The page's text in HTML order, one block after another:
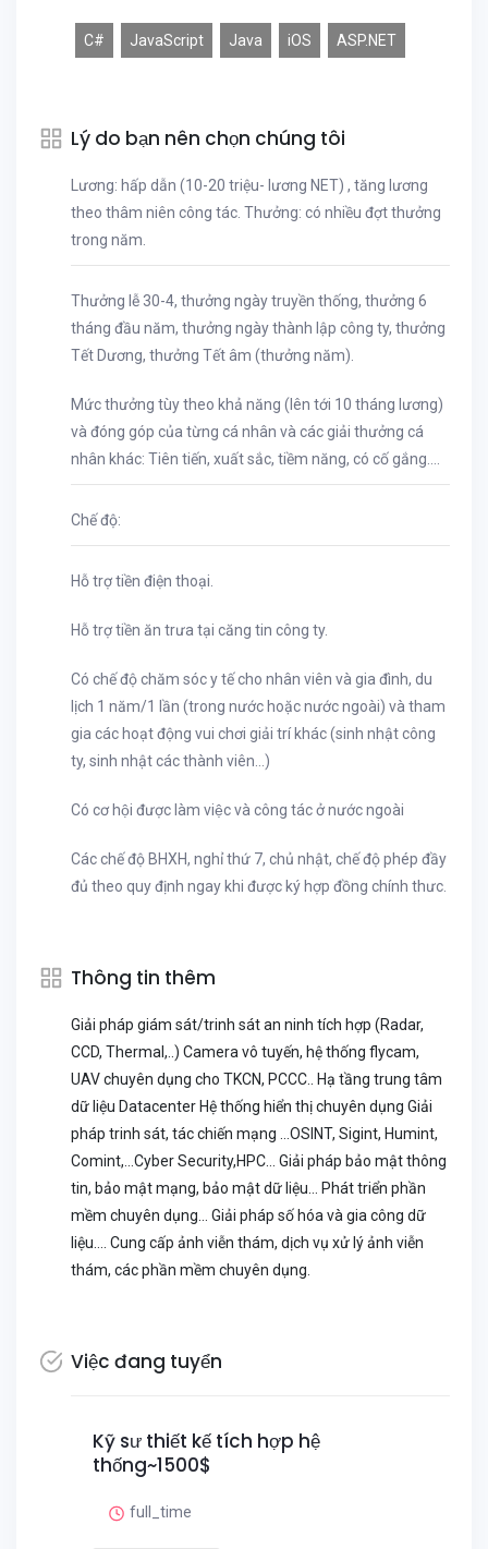
C# JavaScript Java iOS ASP.NET
Lý do bạn nên chọn chúng tôi
Lương: hấp dẫn (10-20 triệu- lương NET) , tăng lương
theo thâm niên công tác. Thưởng: có nhiều đợt thưởng
trong năm.
Thưởng lễ 30-4, thưởng ngày truyền thống, thưởng 6
tháng đầu năm, thưởng ngày thành lập công ty, thưởng
Tết Dương, thưởng Tết âm (thưởng năm).
Mức thưởng tùy theo khả năng (lên tới 10 tháng lương)
và đóng góp của từng cá nhân và các giải thưởng cá
nhân khác: Tiên tiến, xuất sắc, tiềm năng, có cố gắng….
Chế độ:
Hỗ trợ tiền điện thoại.
Hỗ trợ tiền ăn trưa tại căng tin công ty.
Có chế độ chăm sóc y tế cho nhân viên và gia đình, du
lịch 1 năm/1 lần (trong nước hoặc nước ngoài) và tham
gia các hoạt động vui chơi giải trí khác (sinh nhật công
ty, sinh nhật các thành viên…)
Có cơ hội được làm việc và công tác ở nước ngoài
Các chế độ BHXH, nghỉ thứ 7, chủ nhật, chế độ phép đầy
đủ theo quy định ngay khi được ký hợp đồng chính thưc.
Thông tin thêm
Giải pháp giám sát/trinh sát an ninh tích hợp (Radar,
CCD, Thermal,..) Camera vô tuyến, hệ thống flycam,
UAV chuyên dụng cho TKCN, PCCC.. Hạ tầng trung tâm
dữ liệu Datacenter Hệ thống hiển thị chuyên dụng Giải
pháp trinh sát, tác chiến mạng …OSINT, Sigint, Humint,
Comint,…Cyber Security,HPC… Giải pháp bảo mật thông
tin, bảo mật mạng, bảo mật dữ liệu… Phát triển phần
mềm chuyên dụng… Giải pháp số hóa và gia công dữ
liệu…. Cung cấp ảnh viễn thám, dịch vụ xử lý ảnh viễn
thám, các phần mềm chuyên dụng.
Việc đang tuyển
Kỹ sư thiết kế tích hợp hệ
thống~1500$
full_time